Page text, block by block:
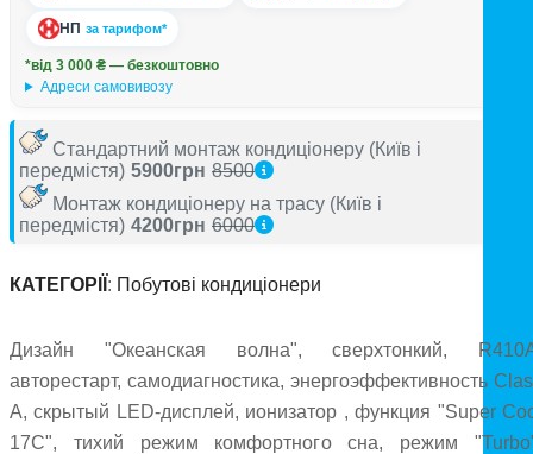
НП за тарифом*
*від 3 000 ₴ — безкоштовно
Адреси самовивозу
Стандартний монтаж кондиціонеру (Київ і
передмістя) 5900грн 8500
Монтаж кондиціонеру на трасу (Київ і
передмістя) 4200грн 6000
КАТЕГОРІЇ : Побутові кондиціонери
Дизайн "Океанская волна", сверхтонкий,
авторестарт, самодиагностика, энергоэффективность
A, скрытый LED-дисплей, ионизатор , функция "Super
17C", тихий режим комфортного сна, режим